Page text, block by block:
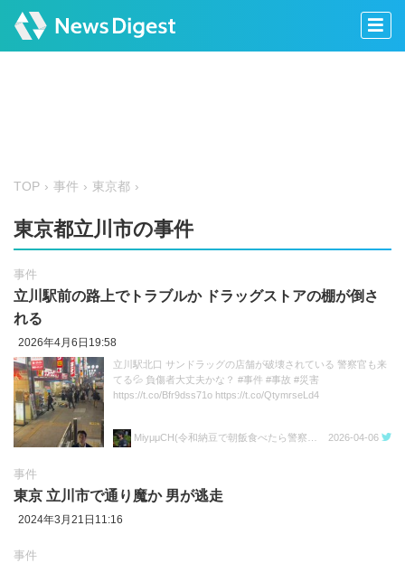
TOP 事件 東京都
東京都立川市の事件
事件
立川駅前の路上でトラブルか ドラッグストアの棚が倒さ
れる
2026年4月6日19:58
立川駅北口 サンドラッグの店舗が破壊されている 警察官も来
てる💦 負傷者大丈夫かな？ #事件 #事故 #災害
https://t.co/Bfr9dss71o https://t.co/QtymrseLd4
2026-04-06
事件
東京 立川市で通り魔か 男が逃走
2024年3月21日11:16
事件